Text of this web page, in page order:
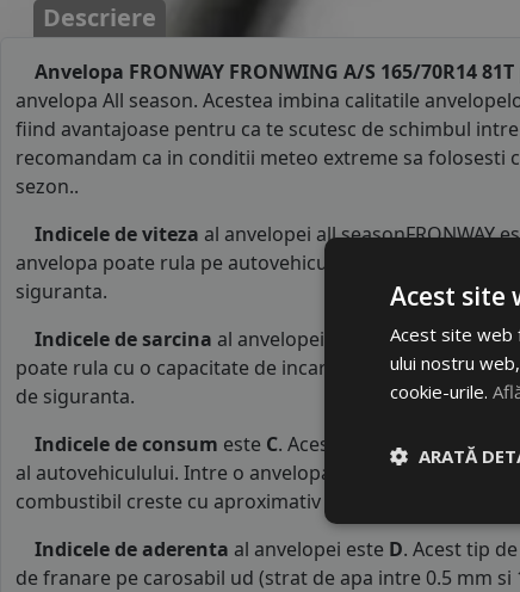
Descriere
Anvelopa FRONWAY FRONWING A/S 165/70R14 81T
anvelopa All season. Acestea imbina calitatile
fiind avantajoase pentru ca te scutesc de schimbul
recomandam ca in conditii meteo extreme sa folosesti
sezon..
Indicele de viteza al anvelopei all seasonFRONWAY
anvelopa poate rula pe autovehicule o viteza maxima
siguranta.
Indicele de sarcina al anvelopei este 81. Acest
poate rula cu o capacitate de incarcare maxima de
de siguranta.
Indicele de consum este C. Acest indice reprezinta
al autovehiculului. Intre o anvelopa cu clasa B si o alta
combustibil creste cu aproximativ 1 litru la fiecare 1000
Indicele de aderenta al anvelopei este D. Acest tip
de franare pe carosabil ud (strat de apa intre 0.5 mm si
Acest site
Acest site web
ului nostru
cookie-urile.
ARATĂ